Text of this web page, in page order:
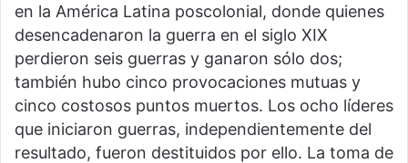
en la América Latina poscolonial, donde quienes
desencadenaron la guerra en el siglo XIX
perdieron seis guerras y ganaron sólo dos;
también hubo cinco provocaciones mutuas y
cinco costosos puntos muertos. Los ocho líderes
que iniciaron guerras, independientemente del
resultado, fueron destituidos por ello. La toma de